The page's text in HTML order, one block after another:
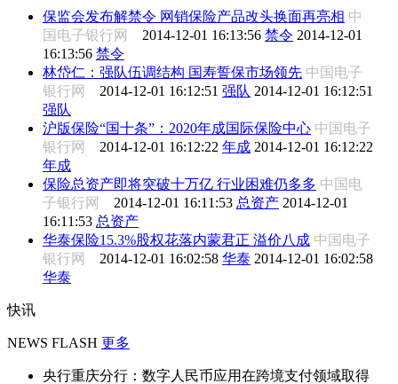
保监会发布解禁令 网销保险产品改头换面再亮相 中
国电子银行网 2014-12-01 16:13:56 禁令 2014-12-01
16:13:56 禁令
林岱仁：强队伍调结构 国寿誓保市场领先 中国电子
银行网 2014-12-01 16:12:51 强队 2014-12-01 16:12:51
强队
沪版保险“国十条”：2020年成国际保险中心 中国电子
银行网 2014-12-01 16:12:22 年成 2014-12-01 16:12:22
年成
保险总资产即将突破十万亿 行业困难仍多多 中国电
子银行网 2014-12-01 16:11:53 总资产 2014-12-01
16:11:53 总资产
华泰保险15.3%股权花落内蒙君正 溢价八成 中国电子
银行网 2014-12-01 16:02:58 华泰 2014-12-01 16:02:58
华泰
快讯
NEWS FLASH 更多
央行重庆分行：数字人民币应用在跨境支付领域取得